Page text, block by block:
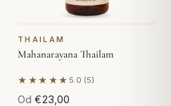
THAILAM
Mahanarayana Thailam
★★★★★ 5.0 (5)
Na základě 5 hodnocení
Od €23,00